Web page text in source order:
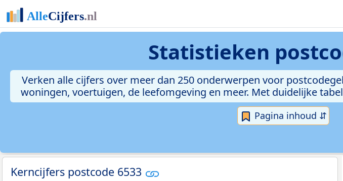
Statistieken
Verken alle cijfers over meer dan 250 onderwerpen voor
woningen, voertuigen, de leefomgeving en meer. Met duidelijke
Pagina inhoud ⇵
Kerncijfers postcode 6533